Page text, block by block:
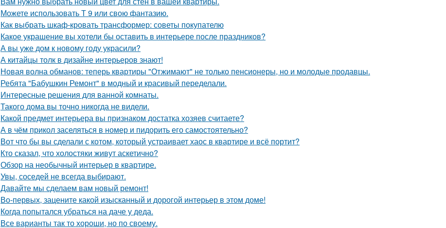
Можете использовать Т 9 или свою фантазию.
Как выбрать шкаф-кровать трансформер: советы покупателю
Какое украшение вы хотели бы оставить в интерьере после праздников?
А вы уже дом к новому году украсили?
А китайцы толк в дизайне интерьеров знают!
Новая волна обманов: теперь квартиры "Отжимают" не только пенсионеры, но и молодые продавцы.
Ребята "Бабушкин Ремонт" в модный и красивый переделали.
Интересные решения для ванной комнаты.
Такого дома вы точно никогда не видели.
Какой предмет интерьера вы признаком достатка хозяев считаете?
А в чём прикол заселяться в номер и пидорить его самостоятельно?
Вот что бы вы сделали с котом, который устраивает хаос в квартире и всё портит?
Кто сказал, что холостяки живут аскетично?
Обзор на необычный интерьер в квартире.
Увы, соседей не всегда выбирают.
Давайте мы сделаем вам новый ремонт!
Во-первых, зацените какой изысканный и дорогой интерьер в этом доме!
Когда попытался убраться на даче у деда.
Все варианты так то хороши, но по своему.